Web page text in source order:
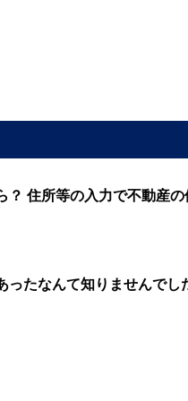
？ 住所等の入力で不動産の
ったなんて知りませんで